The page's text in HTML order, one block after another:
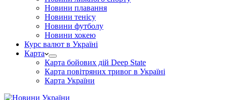
Новини плавання
Новини тенісу
Новини футболу
Новини хокею
Курс валют в Україні
Карта
Карта бойових дій Deep State
Карта повітряних тривог в Україні
Карта України